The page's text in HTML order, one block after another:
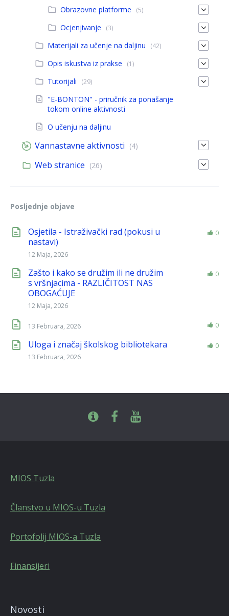
Obrazovne platforme (5)
Ocjenjivanje (3)
Materijali za učenje na daljinu (42)
Opis iskustva iz prakse (1)
Tutorijali (29)
"E-BONTON" - priručnik za ponašanje
tokom online aktivnosti
O učenju na daljinu
Vannastavne aktivnosti (4)
Web stranice (26)
Posljednje objave
Osjetila - Istraživački rad (pokusi u
nastavi)
12 Maja, 2026
0
Zašto i kako se družim ili ne družim
s vršnjacima - RAZLIČITOST NAS
OBOGAĆUJE
12 Maja, 2026
0
13 Februara, 2026 0
Uloga i značaj školskog bibliotekara
13 Februara, 2026
0
MIOS Tuzla
Članstvo u MIOS-u Tuzla
Portofolij MIOS-a Tuzla
Finansijeri
Novosti